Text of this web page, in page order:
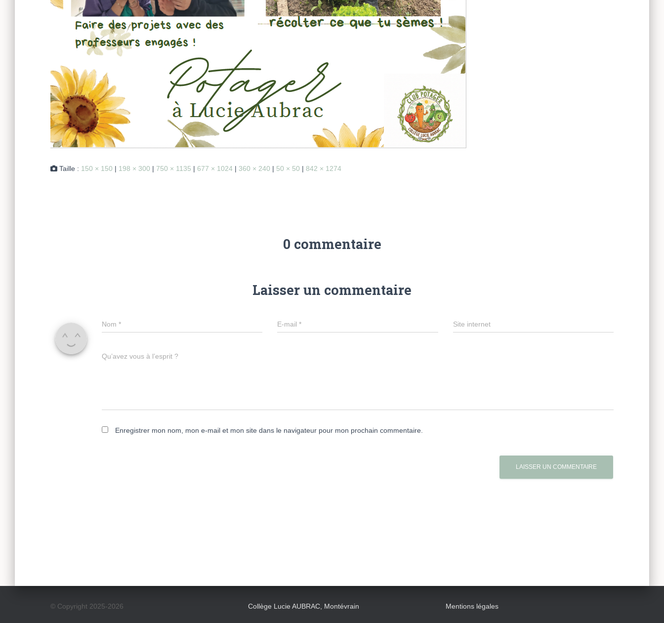
Taille : 150 × 150 | 198 × 300 | 750 × 1135 | 677 × 1024 | 360 × 240 | 50 × 50 | 842 × 1274
0 commentaire
Laisser un commentaire
Nom * E-mail* Site internet
Qu’avez vous à l’esprit ?
Enregistrer mon nom, mon e-mail et mon site dans le navigateur pour mon prochain commentaire.
© Copyright 2025-2026 Collège Lucie AUBRAC, Montévrain Mentions légales